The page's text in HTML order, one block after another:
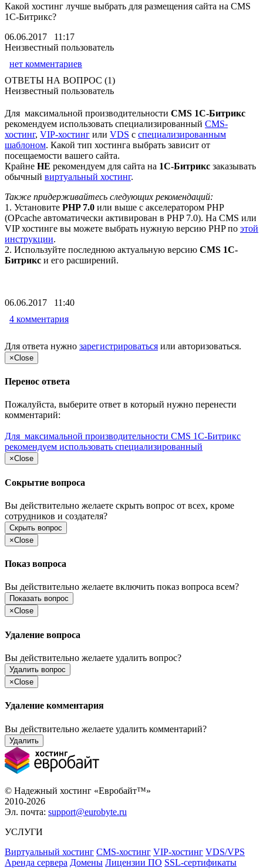
Какой хостинг лучше выбрать для размещения сайта на CMS
1С-Битрикс?
06.06.2017 11:17
Неизвестный пользователь
нет комментариев
ОТВЕТЫ НА ВОПРОС (1)
Неизвестный пользователь
Для максимальной производительности CMS 1С-Битрикс
рекомендуем использовать специализированный CMS-
хостинг, VIP-хостинг или VDS с специализированным
шаблоном. Какой тип хостинга выбрать зависит от
посещаемости вашего сайта.
Крайне НЕ рекомендуем для сайта на 1С-Битрикс заказывать
обычный виртуальный хостинг.
Также придерживайтесь следующих рекомендаций:
1. Установите PHP 7.0 или выше с акселератором PHP
(OPcache автоматически активирован в PHP 7.0). На CMS или
VIP хостинге вы можете выбрать нужную версию PHP по этой
инструкции.
2. Используйте последнюю актуальную версию CMS 1С-
Битрикс и его расширений.
06.06.2017 11:40
4 комментария
Для ответа нужно зарегистрироваться или авторизоваться.
×Close
Перенос ответа
Пожалуйста, выберите ответ в который нужно перенести
комментарий:
Для максимальной производительности CMS 1С-Битрикс
рекомендуем использовать специализированный
×Close
Сокрытие вопроса
Вы действительно желаете скрыть вопрос от всех, кроме
сотрудников и создателя?
Скрыть вопрос
×Close
Показ вопроса
Вы действительно желаете включить показ вопроса всем?
Показать вопрос
×Close
Удаление вопроса
Вы действительно желаете удалить вопрос?
Удалить вопрос
×Close
Удаление комментария
Вы действительно желаете удалить комментарий?
Удалить
© Надежный хостинг «Евробайт™»
2010-2026
Эл. почта: support@eurobyte.ru
УСЛУГИ
Виртуальный хостинг CMS-хостинг VIP-хостинг VDS/VPS
Аренда сервера Домены Лицензии ПО SSL-сертификаты